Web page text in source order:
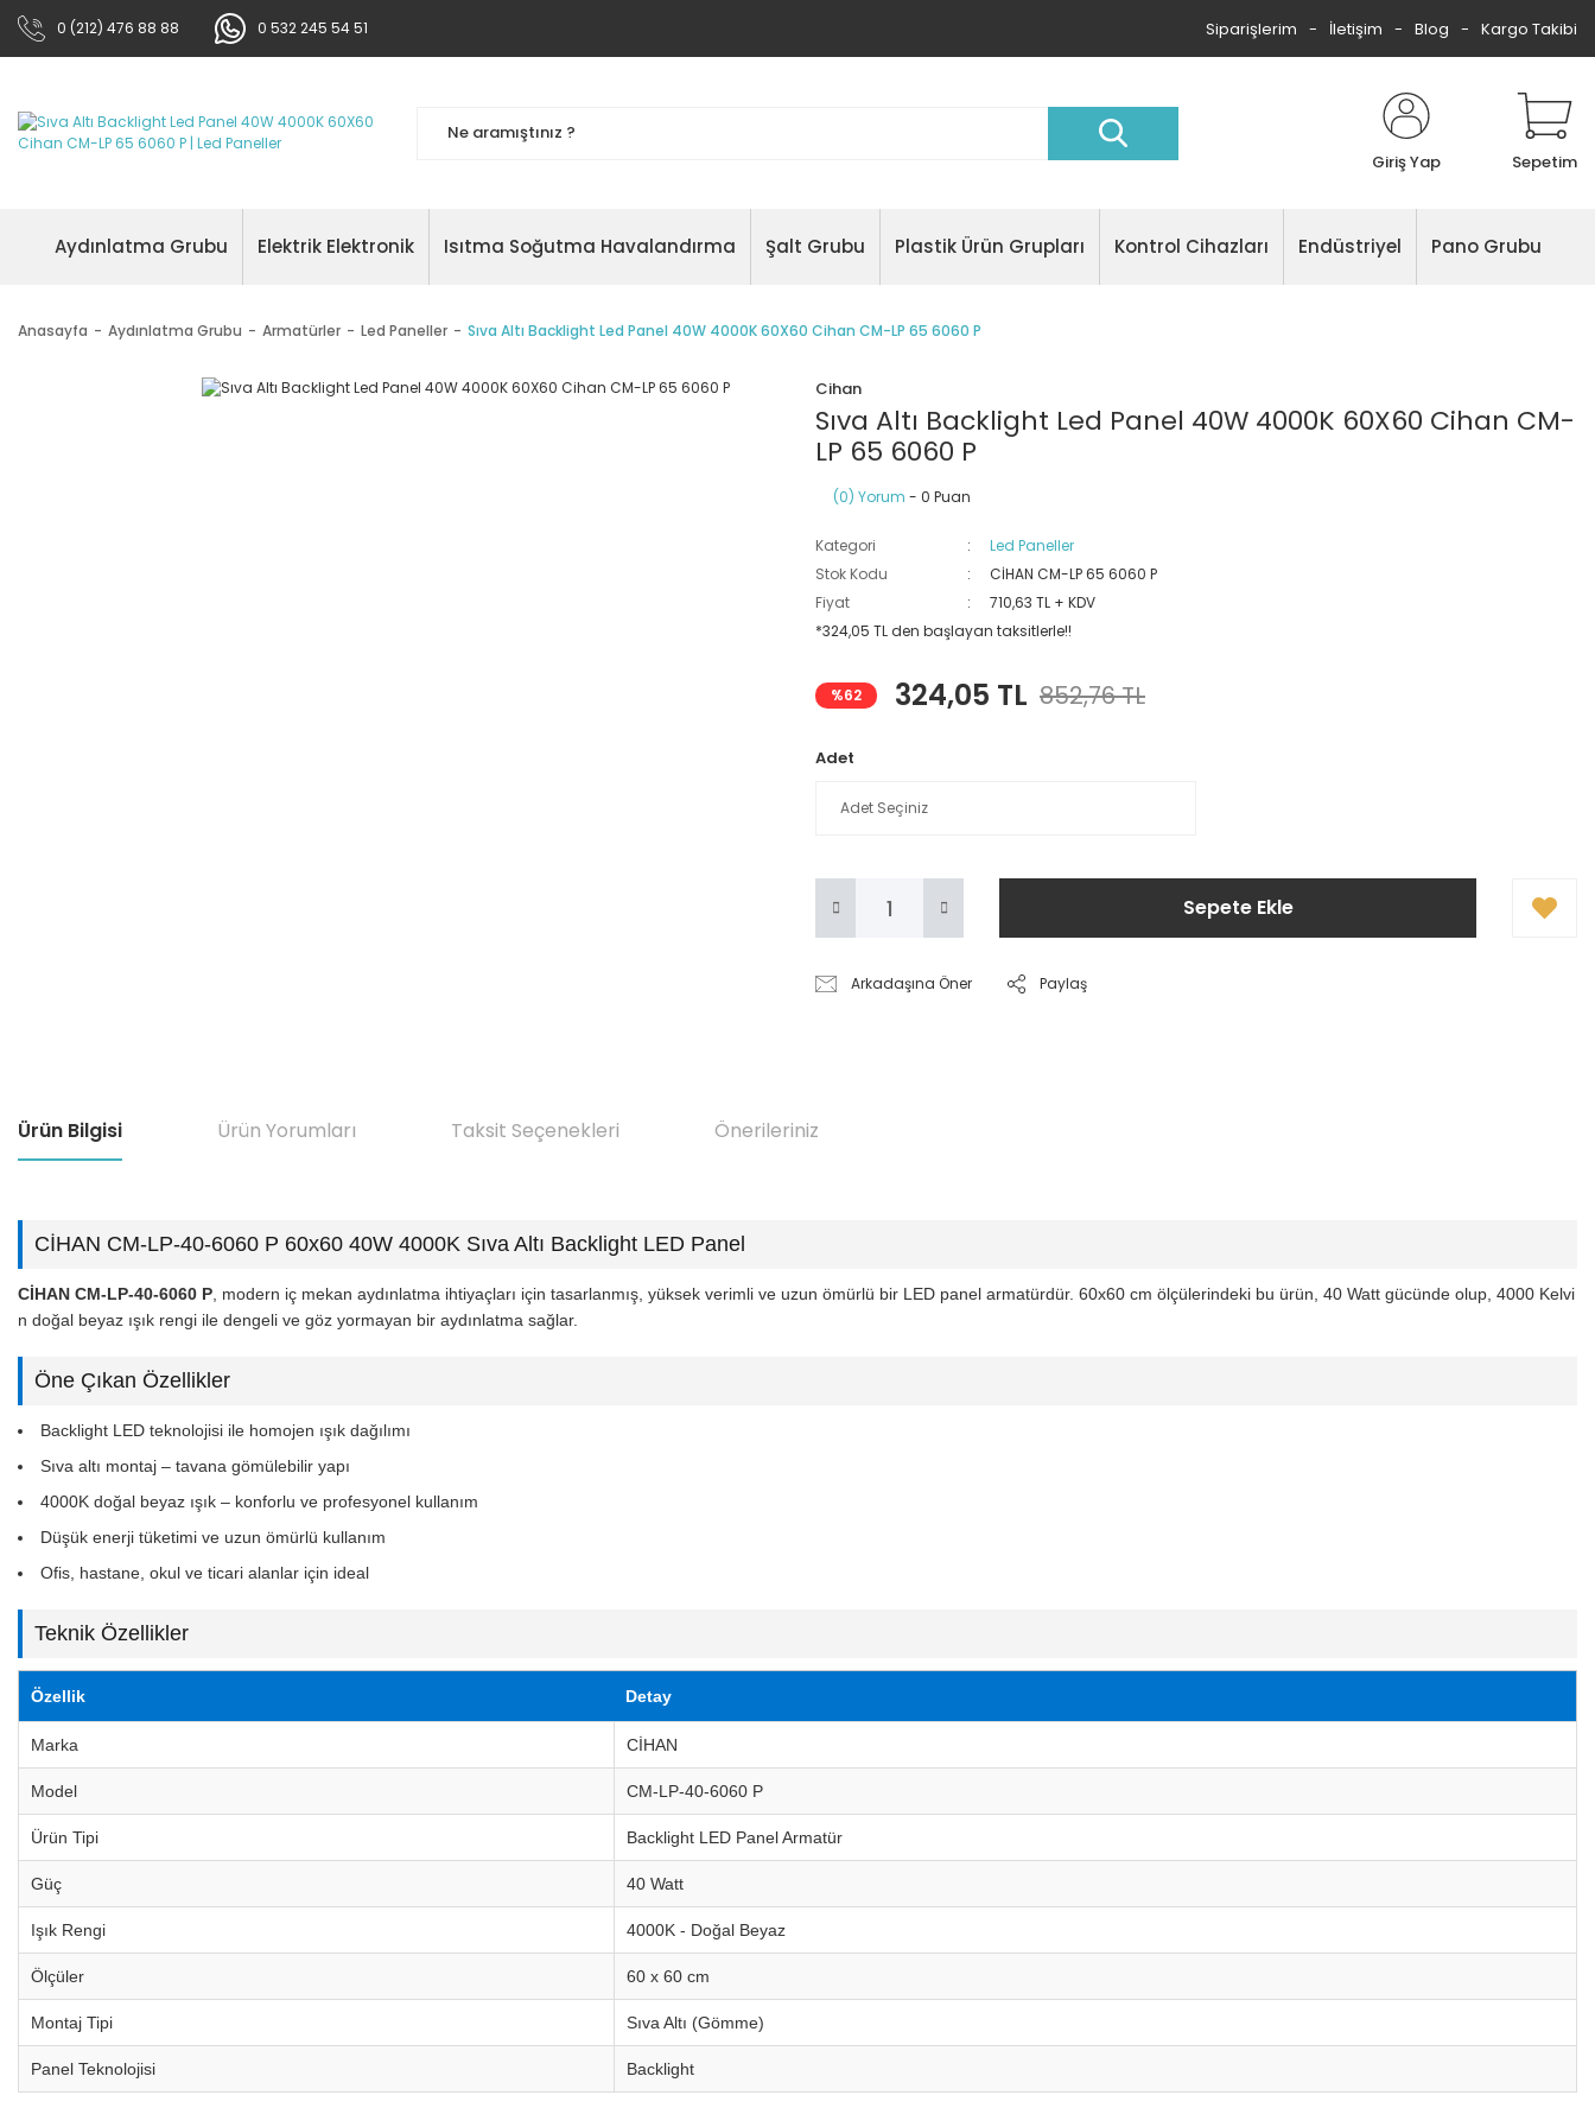
0 (212) 476 88 88 0 532 245 54 51 Siparişlerim İletişim Blog Kargo Takibi
Giriş Yap Sepetim
Aydınlatma Grubu Elektrik Elektronik Isıtma Soğutma Havalandırma Şalt Grubu Plastik Ürün Grupları Kontrol Cihazları Endüstriyel Pano Grubu
Anasayfa Aydınlatma Grubu Armatürler Led Paneller Sıva Altı Backlight Led Panel 40W 4000K 60X60 Cihan CM-LP 65 6060 P
Cihan
Sıva Altı Backlight Led Panel 40W 4000K 60X60 Cihan CM-
LP 65 6060 P
(0) Yorum - 0 Puan
Kategori
Led Paneller
Stok Kodu
CİHAN CM-LP 65 6060 P
Fiyat
710,63 TL + KDV
*324,05 TL den başlayan taksitlerle!!
%62 324,05 TL 852,76 TL
Adet
Sepete Ekle
Arkadaşına Öner Paylaş
Ürün Bilgisi Ürün Yorumları Taksit Seçenekleri Önerileriniz
CİHAN CM-LP-40-6060 P 60x60 40W 4000K Sıva Altı Backlight LED Panel
CİHAN CM-LP-40-6060 P , modern iç mekan aydınlatma ihtiyaçları için tasarlanmış, yüksek verimli ve uzun ömürlü bir LED panel armatürdür. 60x60 cm ölçülerindeki bu ürün, 40 Watt gücünde olup, 4000 Kelvi
n doğal beyaz ışık rengi ile dengeli ve göz yormayan bir aydınlatma sağlar.
Öne Çıkan Özellikler
Backlight LED teknolojisi ile homojen ışık dağılımı
Sıva altı montaj – tavana gömülebilir yapı
4000K doğal beyaz ışık – konforlu ve profesyonel kullanım
Düşük enerji tüketimi ve uzun ömürlü kullanım
Ofis, hastane, okul ve ticari alanlar için ideal
Teknik Özellikler
Özellik Detay
Marka CİHAN
Model CM-LP-40-6060 P
Ürün Tipi Backlight LED Panel Armatür
Güç 40 Watt
Işık Rengi 4000K - Doğal Beyaz
Ölçüler 60 x 60 cm
Montaj Tipi Sıva Altı (Gömme)
Panel Teknolojisi Backlight